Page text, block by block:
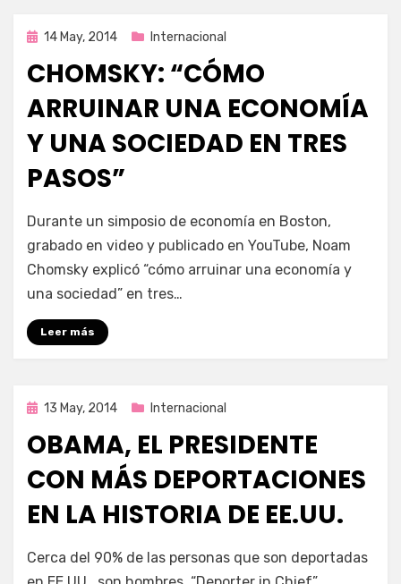
Publicada
14 May, 2014 Internacional
CHOMSKY: “CÓMO
ARRUINAR UNA ECONOMÍA
Y UNA SOCIEDAD EN TRES
PASOS”
Enrique
Durante un simposio de economía en Boston,
grabado en video y publicado en YouTube, Noam
Chomsky explicó “cómo arruinar una economía y
una sociedad” en tres…
Leer más
Publicada
13 May, 2014 Internacional
OBAMA, EL PRESIDENTE
CON MÁS DEPORTACIONES
EN LA HISTORIA DE EE.UU.
Enrique
Cerca del 90% de las personas que son deportadas